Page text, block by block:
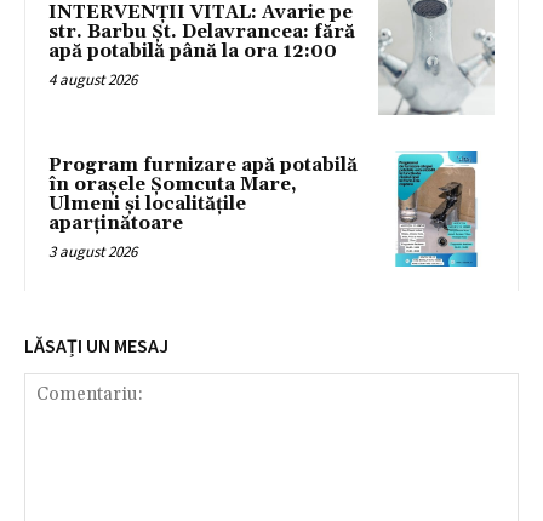
INTERVENȚII VITAL: Avarie pe
str. Barbu Șt. Delavrancea: fără
apă potabilă până la ora 12:00
4 august 2026
Program furnizare apă potabilă
în orașele Șomcuta Mare,
Ulmeni și localitățile
aparținătoare
3 august 2026
LĂSAȚI UN MESAJ